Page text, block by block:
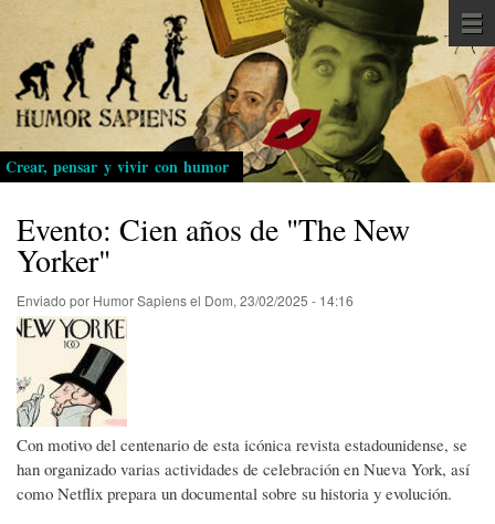
Pasar
al
contenido
principal
Crear, pensar y vivir con humor
Evento: Cien años de "The New
Yorker"
Enviado por Humor Sapiensel Dom, 23/02/2025 - 14:16
Con motivo del centenario de esta icónica revista estadounidense, se
han organizado varias actividades de celebración en Nueva York, así
como Netflix prepara un documental sobre su historia y evolución.